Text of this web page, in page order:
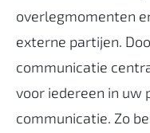
overlegmomenten
externe partijen.
communicatie
voor iedereen in uw
communicatie. Zo